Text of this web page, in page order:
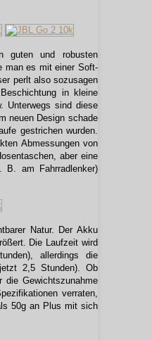
guten und robusten
man es mit einer Soft-
perlt also sozusagen
in kleine
Unterwegs sind diese
neuen Design schade
gestrichen wurden.
Abmessungen von
aber eine
B. am Fahrradlenker)
Natur. Der Akku
Die Laufzeit wird
allerdings die
2,5 Stunden). Ob
die Gewichtszunahme
verraten,
50g an Plus mit sich